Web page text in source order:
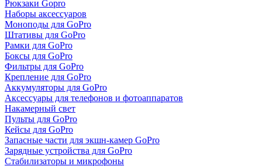
Рюкзаки Gopro
Наборы аксессуаров
Моноподы для GoPro
Штативы для GoPro
Рамки для GoPro
Боксы для GoPro
Фильтры для GoPro
Крепление для GoPro
Аккумуляторы для GoPro
Аксессуары для телефонов и фотоаппаратов
Накамерный свет
Пульты для GoPro
Кейсы для GoPro
Запасные части для экшн-камер GoPro
Зарядные устройства для GoPro
Стабилизаторы и микрофоны